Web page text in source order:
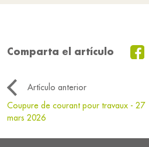
Comparta el artículo
Artículo anterior
Coupure de courant pour travaux - 27
mars 2026